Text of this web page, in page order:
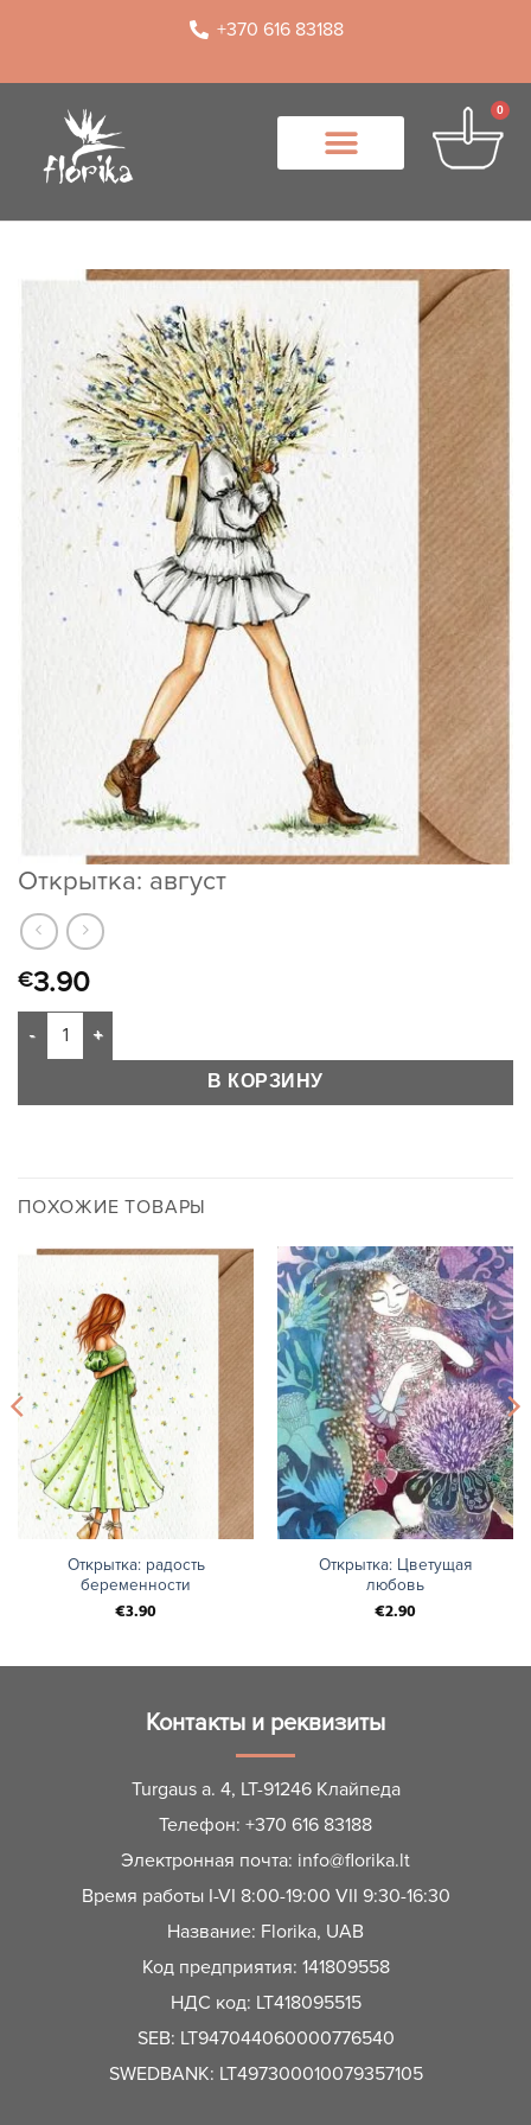
+370 616 83188
0
Открытка: август
€3.90
В КОРЗИНУ
ПОХОЖИЕ ТОВАРЫ
Открытка: радость
беременности
€3.90
Открытка: Цветущая
любовь
€2.90
Контакты и реквизиты
Turgaus a. 4, LT-91246 Клайпеда
Телефон: +370 616 83188
Электронная почта: info@florika.lt
Время работы I-VI 8:00-19:00 VII 9:30-16:30
Название: Florika, UAB
Код предприятия: 141809558
НДС код: LT418095515
SEB: LT947044060000776540
SWEDBANK: LT497300010079357105